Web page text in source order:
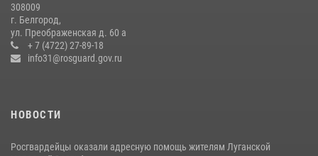
Росгвардейцы провели урок безопасности для воспитанников
Старооскольского военно-патриотического клуба
10 июля 2026, 06:30
308009
г. Белгород,
ул. Преображенская д. 60 а
+ 7 (4722) 27-89-18
info31@rosguard.gov.ru
НОВОСТИ
Росгвардейцы оказали адресную помощь жителям Луганской